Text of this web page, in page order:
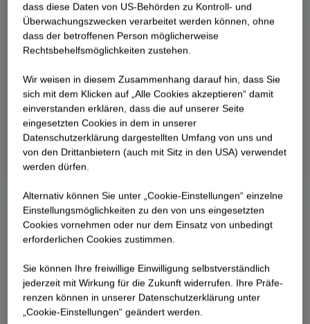
dass diese Daten von US-Behörden zu Kontroll- und
Überwachungszwecken verarbeitet werden können, ohne
dass der betroffenen Person möglicherweise
Rechtsbehelfsmöglichkeiten zustehen.
Wir weisen in diesem Zusammenhang darauf hin, dass Sie
sich mit dem Klicken auf „Alle Cookies akzeptieren“ damit
ein­ver­standen erklären, dass die auf unserer Seite
eingesetzten Cookies in dem in unserer
Datenschutzerklärung dargestellten Umfang von uns und
von den Drittanbietern (auch mit Sitz in den USA) verwendet
werden dürfen.
Alternativ können Sie unter „Cookie-Einstellungen“ einzelne
Einstellungsmöglichkeiten zu den von uns eingesetzten
Cookies vornehmen oder nur dem Einsatz von unbedingt
erforderlichen Cookies zustimmen.
Sie können Ihre freiwillige Einwilligung selbstverständlich
jederzeit mit Wirkung für die Zukunft widerrufen. Ihre Prä­fe­
renzen können in unserer Datenschutzerklärung unter
„Cookie-Einstellungen“ geändert werden.